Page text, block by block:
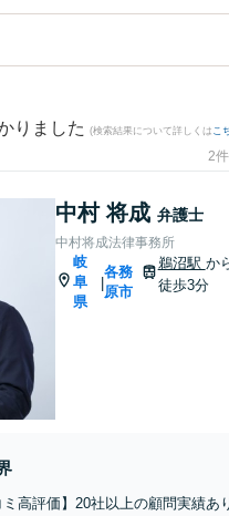
きる各務原市内の弁護士に相談予
すめです。
りました (検索結果について詳しくは こ
2
中村 将成 弁護士
中村将成法律事務所
岐
阜
県
|
各務
原市
鵜沼駅 か
徒歩3分
高評価】20社以上の顧問実績あ